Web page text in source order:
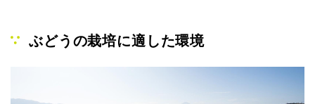
ぶどうの栽培に適した環境